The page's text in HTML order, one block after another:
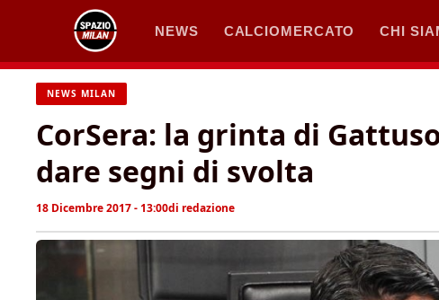
contenuto
NEWS CALCIOMERCATO CHI
NEWS MILAN
CorSera: la grinta di
dare segni di svolta
18 Dicembre 2017 - 13:00di redazione